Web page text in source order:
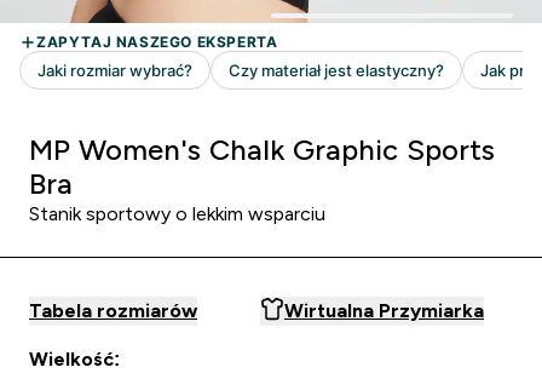
MP Women's Chalk Graphic Sports
Bra
Stanik sportowy o lekkim wsparciu
Tabela rozmiarów Wirtualna Przymiarka
Wielkość: